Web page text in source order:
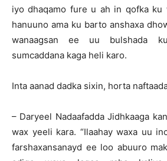
iyo dhaqamo fure u ah in qofka ku
hanuuno ama ku barto anshaxa
wanaagsan ee uu bulshada
sumcaddana kaga heli karo.
Inta aanad dadka sixin, horta
– Daryeel Nadaafadda Jidhkaaga
wax yeeli kara. “Ilaahay waxa uu
farshaxansanayd ee loo abuuro